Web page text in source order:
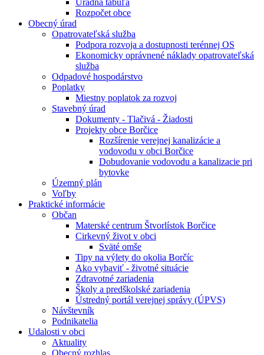
Úradná tabuľa
Rozpočet obce
Obecný úrad
Opatrovateľská služba
Podpora rozvoja a dostupnosti terénnej OS
Ekonomicky oprávnené náklady opatrovateľská
služba
Odpadové hospodárstvo
Poplatky
Miestny poplatok za rozvoj
Stavebný úrad
Dokumenty - Tlačivá - Žiadosti
Projekty obce Borčice
Rozšírenie verejnej kanalizácie a
vodovodu v obci Borčice
Dobudovanie vodovodu a kanalizacie pri
bytovke
Územný plán
Voľby
Praktické informácie
Občan
Materské centrum Štvorlístok Borčice
Cirkevný život v obci
Sväté omše
Tipy na výlety do okolia Borčíc
Ako vybaviť - životné situácie
Zdravotné zariadenia
Školy a predškolské zariadenia
Ústredný portál verejnej správy (ÚPVS)
Návštevník
Podnikatelia
Udalosti v obci
Aktuality
Obecný rozhlas